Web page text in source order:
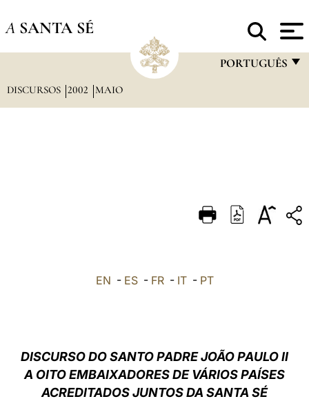
A SANTA SÉ
PORTUGUÊS
DEUTSCH
DISCURSOS 2002 MAIO
EN - ES- FR- IT- PT
DISCURSO DO SANTO PADRE JOÃO PAULO II
A OITO EMBAIXADORES DE VÁRIOS PAÍSES
ACREDITADOS JUNTOS DA SANTA SÉ